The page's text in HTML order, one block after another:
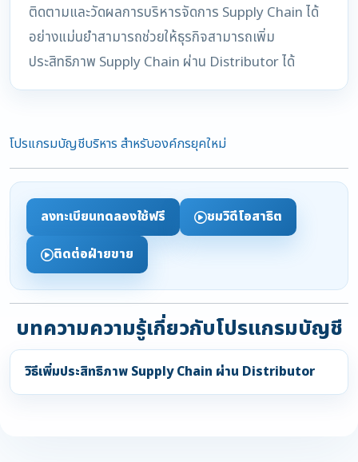
ติดตามและวัดผลการบริหารจัดการ Supply Chain ได้
อย่างแม่นยำสามารถช่วยให้ธุรกิจสามารถเพิ่ม
ประสิทธิภาพ Supply Chain ผ่าน Distributor ได้
โปรแกรมบัญชีบริหาร สำหรับองค์กรยุคใหม่
ลงทะเบียนทดลองใช้ฟรี
ชมวิดีโอสาธิต
ติดต่อฝ่ายขาย
บทความความรู้เกี่ยวกับโปรแกรมบัญชี
วิธีเพิ่มประสิทธิภาพ Supply Chain ผ่าน Distributor